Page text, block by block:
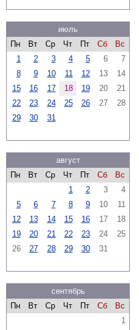
июль
Пн
Вт Ср Чт Пт Сб
Вс
1
2 3 4 5 6
7
8
9 10 11 12 13
14
15
16 17 18 19 20
21
22
23 24 25 26 27
28
29
30 31
август
Пн
Вт Ср Чт Пт Сб
Вс
1
2 3
4
5
6 7 8 9 10
11
12
13 14 15 16 17
18
19
20 21 22 23 24
25
26
27 28 29 30 31
сентябрь
Пн
Вт Ср Чт Пт Сб
Вс
1